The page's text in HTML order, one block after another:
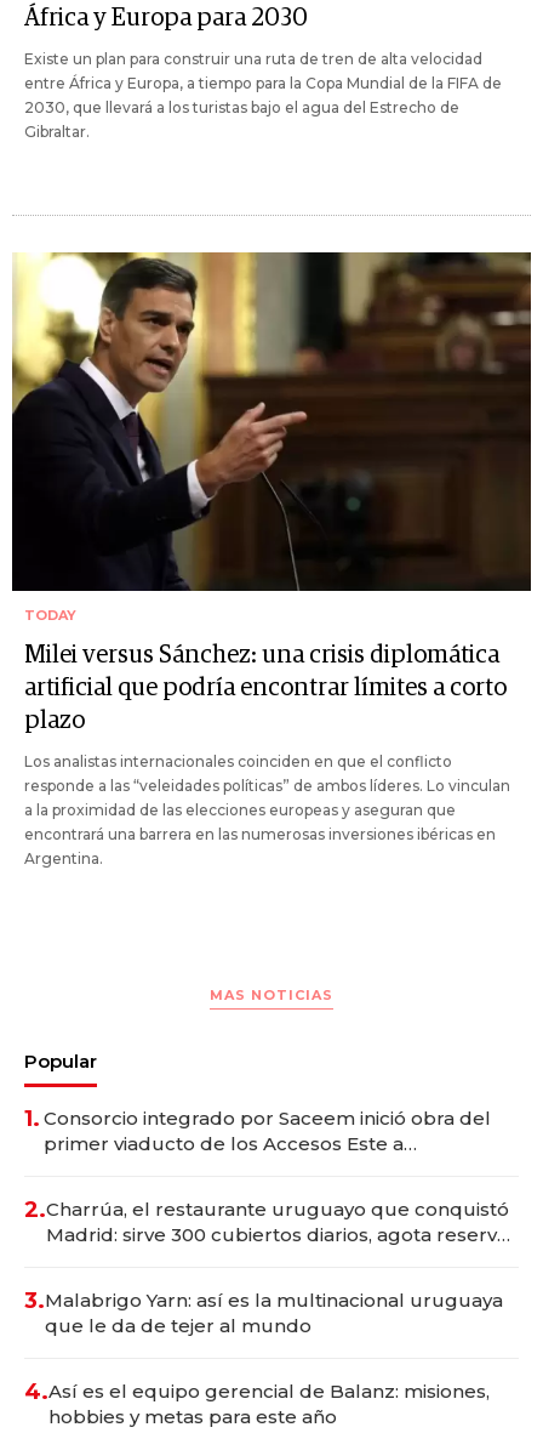
África y Europa para 2030
Existe un plan para construir una ruta de tren de alta velocidad
entre África y Europa, a tiempo para la Copa Mundial de la FIFA de
2030, que llevará a los turistas bajo el agua del Estrecho de
Gibraltar.
TODAY
Milei versus Sánchez: una crisis diplomática
artificial que podría encontrar límites a corto
plazo
Los analistas internacionales coinciden en que el conflicto
responde a las “veleidades políticas” de ambos líderes. Lo vinculan
a la proximidad de las elecciones europeas y aseguran que
encontrará una barrera en las numerosas inversiones ibéricas en
Argentina.
MAS NOTICIAS
Popular
1. Consorcio integrado por Saceem inició obra del
primer viaducto de los Accesos Este a
2.Charrúa, el restaurante uruguayo que conquistó
Madrid: sirve 300 cubiertos diarios, agota reservas
3.Malabrigo Yarn: así es la multinacional uruguaya
que le da de tejer al mundo
4.Así es el equipo gerencial de Balanz: misiones,
hobbies y metas para este año